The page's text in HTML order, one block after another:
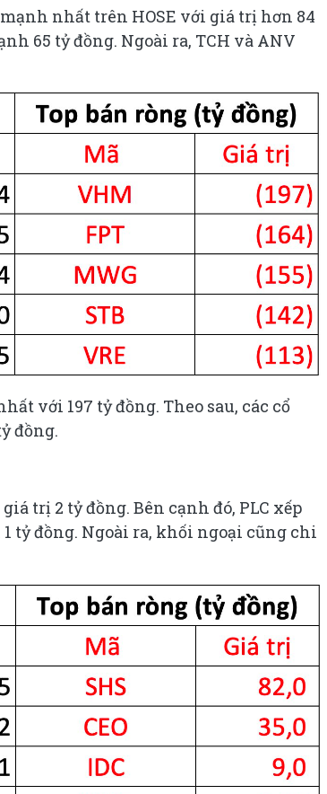
nhất trên HOSE với giá trị hơn 84
65 tỷ đồng. Ngoài ra, TCH và ANV
với 197 tỷ đồng. Theo sau, các cổ
đồng.
trị 2 tỷ đồng. Bên cạnh đó, PLC xếp
tỷ đồng. Ngoài ra, khối ngoại cũng chi